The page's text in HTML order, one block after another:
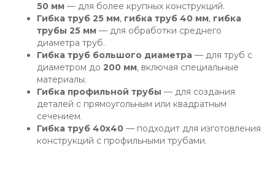
50 мм — для более крупных конструкций.
Гибка труб 25 мм, гибка труб 40 мм, гибка
трубы 25 мм — для обработки среднего
диаметра труб.
Гибка труб большого диаметра — для труб с
диаметром до 200 мм, включая специальные
материалы.
Гибка профильной трубы — для создания
деталей с прямоугольным или квадратным
сечением.
Гибка труб 40х40 — подходит для изготовления
конструкций с профильными трубами.